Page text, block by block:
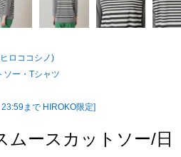
ロココシノ)
ソー・Tシャツ
まで HIROKO限定]
ムースカットソー/日